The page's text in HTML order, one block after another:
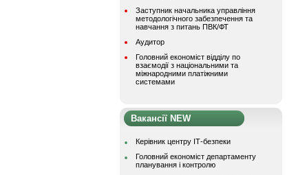
Заступник начальника управління
методологічного забезпечення та
навчання з питань ПВК/ФТ
Аудитор
Головний економіст відділу по
взаємодії з національними та
міжнародними платіжними
системами
Вакансії NEW
Керівник центру ІТ-безпеки
Головний економіст департаменту
планування і контролю